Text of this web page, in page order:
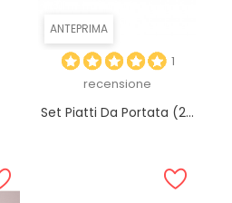
ANTEPRIMA
1
recensione
Set Piatti Da Portata (2...